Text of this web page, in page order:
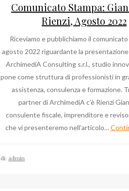
Comunicato Stampa:
Rienzi, Agosto 2022
Riceviamo e pubblichiamo il
agosto 2022 riguardante la
ArchimediA Consulting s.r.l., studio
pone come struttura di professionisti in
assistenza, consulenza e formazione.
partner di ArchimediA c’è Rienzi
consulente fiscale, imprenditore e
che vi presenteremo nell’articolo…
di: admin